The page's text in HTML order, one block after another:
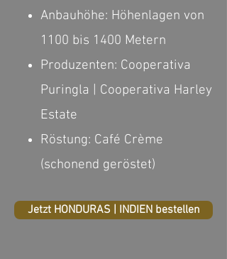
Anbauhöhe: Höhenlagen von
1100 bis 1400 Metern
Produzenten: Cooperativa
Puringla | Cooperativa Harley
Estate
Röstung: Café Crème
(schonend geröstet)
Jetzt HONDURAS | INDIEN bestellen